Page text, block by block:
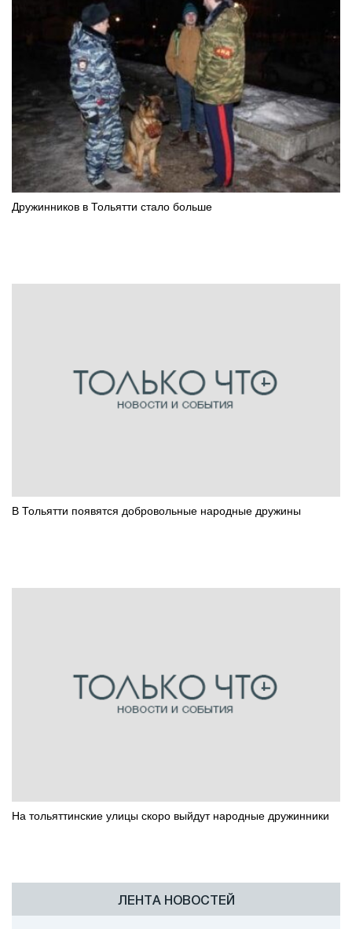
Дружинников в Тольятти стало больше
В Тольятти появятся добровольные народные дружины
На тольяттинские улицы скоро выйдут народные дружинники
ЛЕНТА НОВОСТЕЙ